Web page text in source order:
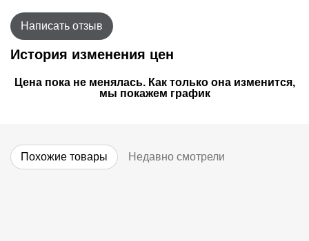
Написать отзыв
История изменения цен
Цена пока не менялась. Как только она изменится,
мы покажем график
Похожие товары Недавно смотрели